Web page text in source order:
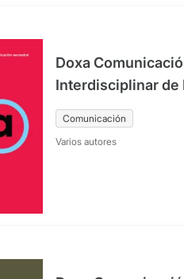
Doxa
Interdisciplinar de
Comunicación y
Nº41 julio-
Comunicación
Varios autores